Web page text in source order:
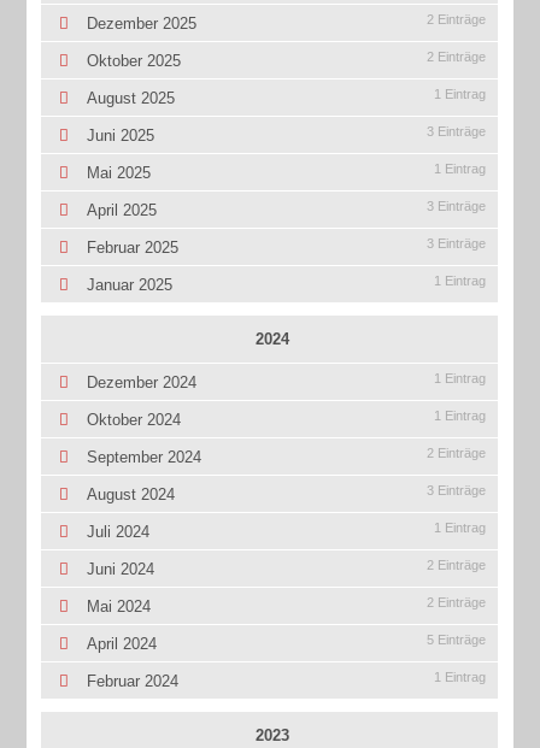
Dezember 2025 2 Einträge
Oktober 2025 2 Einträge
August 2025 1 Eintrag
Juni 2025 3 Einträge
Mai 2025 1 Eintrag
April 2025 3 Einträge
Februar 2025 3 Einträge
Januar 2025 1 Eintrag
2024
Dezember 2024 1 Eintrag
Oktober 2024 1 Eintrag
September 2024 2 Einträge
August 2024 3 Einträge
Juli 2024 1 Eintrag
Juni 2024 2 Einträge
Mai 2024 2 Einträge
April 2024 5 Einträge
Februar 2024 1 Eintrag
2023